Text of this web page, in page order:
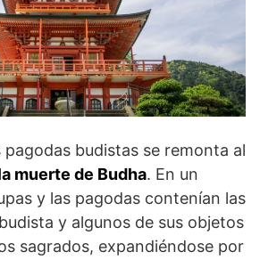
pagodas budistas se remonta al
muerte de Budha. En un
y las pagodas contenían las
y algunos de sus objetos
sagrados, expandiéndose por